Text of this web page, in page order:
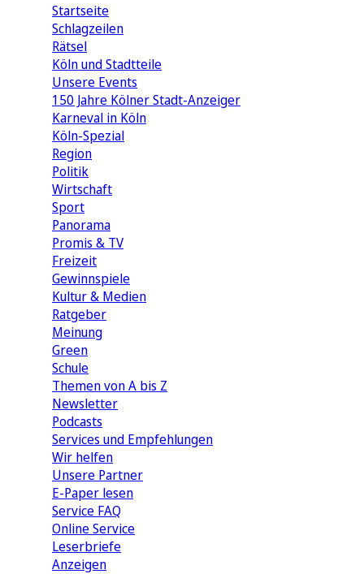
Startseite
Schlagzeilen
Rätsel
Köln und Stadtteile
Unsere Events
150 Jahre Kölner Stadt-Anzeiger
Karneval in Köln
Köln-Spezial
Region
Politik
Wirtschaft
Sport
Panorama
Promis & TV
Freizeit
Gewinnspiele
Kultur & Medien
Ratgeber
Meinung
Green
Schule
Themen von A bis Z
Newsletter
Podcasts
Services und Empfehlungen
Wir helfen
Unsere Partner
E-Paper lesen
Service FAQ
Online Service
Leserbriefe
Anzeigen